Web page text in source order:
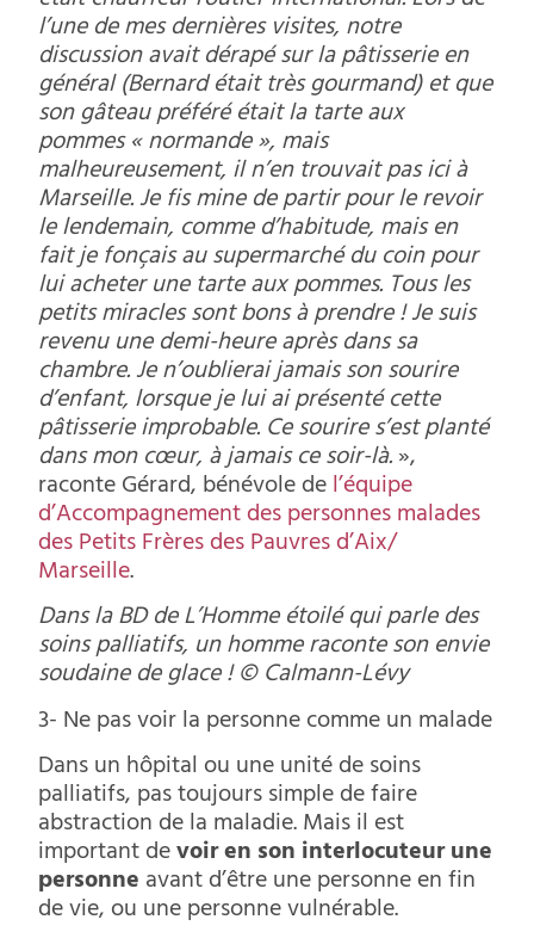
l’une de mes dernières visites, notre
discussion avait dérapé sur la pâtisserie en
général (Bernard était très gourmand) et que
son gâteau préféré était la tarte aux
pommes « normande », mais
malheureusement, il n’en trouvait pas ici à
Marseille. Je fis mine de partir pour le revoir
le lendemain, comme d’habitude, mais en
fait je fonçais au supermarché du coin pour
lui acheter une tarte aux pommes. Tous les
petits miracles sont bons à prendre ! Je suis
revenu une demi-heure après dans sa
chambre. Je n’oublierai jamais son sourire
d’enfant, lorsque je lui ai présenté cette
pâtisserie improbable. Ce sourire s’est planté
dans mon cœur, à jamais ce soir-là.»,
raconte Gérard, bénévole del’équipe
d’Accompagnement des personnes malades
des Petits Frères des Pauvres d’Aix/
Marseille.
Dans la BD de L’Homme étoilé qui parle des
soins palliatifs, un homme raconte son envie
soudaine de glace ! © Calmann-Lévy
3- Ne pas voir la personne comme un malade
Dans un hôpital ou une unité de soins
palliatifs, pas toujours simple de faire
abstraction de la maladie. Mais il est
important devoir en son interlocuteur une
personneavant d’être une personne en fin
de vie, ou une personne vulnérable.